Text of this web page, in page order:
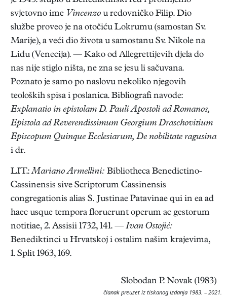
svjetovno ime Vincenzo u redovničko Filip. Dio
službe proveo je na otočiću Lokrumu (samostan Sv.
Marije), a veći dio života u samostanu Sv. Nikole na
Lidu (Venecija). — Kako od Allegrettijevih djela do
nas nije stiglo ništa, ne zna se jesu li sačuvana.
Poznato je samo po naslovu nekoliko njegovih
teoloških spisa i poslanica. Bibliografi navode:
Explanatio in epistolam D. Pauli Apostoli ad Romanos,
Epistola ad Reverendissimum Georgium Draschovitium
Episcopum Quinque Ecclesiarum, De nobilitate ragusina
i dr.
LIT.:Mariano Armellini: Bibliotheca Benedictino-
Cassinensis sive Scriptorum Cassinensis
congregationis alias S. Justinae Patavinae qui in ea ad
haec usque tempora floruerunt operum ac gestorum
notitiae, 2. Assisii 1732, 141. — Ivan Ostojić:
Benediktinci u Hrvatskoj i ostalim našim krajevima,
1. Split 1963, 169.
Slobodan P. Novak (1983)
članak preuzet iz tiskanog izdanja 1983. – 2021.